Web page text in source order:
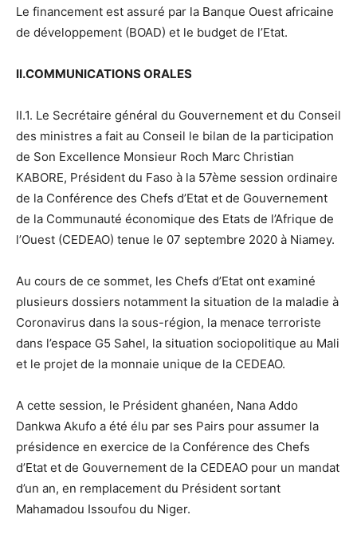
Le financement est assuré par la Banque Ouest africaine
de développement (BOAD) et le budget de l’Etat.
II.COMMUNICATIONS ORALES
II.1. Le Secrétaire général du Gouvernement et du Conseil
des ministres a fait au Conseil le bilan de la participation
de Son Excellence Monsieur Roch Marc Christian
KABORE, Président du Faso à la 57ème session ordinaire
de la Conférence des Chefs d’Etat et de Gouvernement
de la Communauté économique des Etats de l’Afrique de
l’Ouest (CEDEAO) tenue le 07 septembre 2020 à Niamey.
Au cours de ce sommet, les Chefs d’Etat ont examiné
plusieurs dossiers notamment la situation de la maladie à
Coronavirus dans la sous-région, la menace terroriste
dans l’espace G5 Sahel, la situation sociopolitique au Mali
et le projet de la monnaie unique de la CEDEAO.
A cette session, le Président ghanéen, Nana Addo
Dankwa Akufo a été élu par ses Pairs pour assumer la
présidence en exercice de la Conférence des Chefs
d’Etat et de Gouvernement de la CEDEAO pour un mandat
d’un an, en remplacement du Président sortant
Mahamadou Issoufou du Niger.